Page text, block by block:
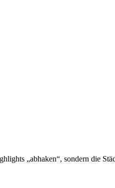
„abhaken“, sondern die